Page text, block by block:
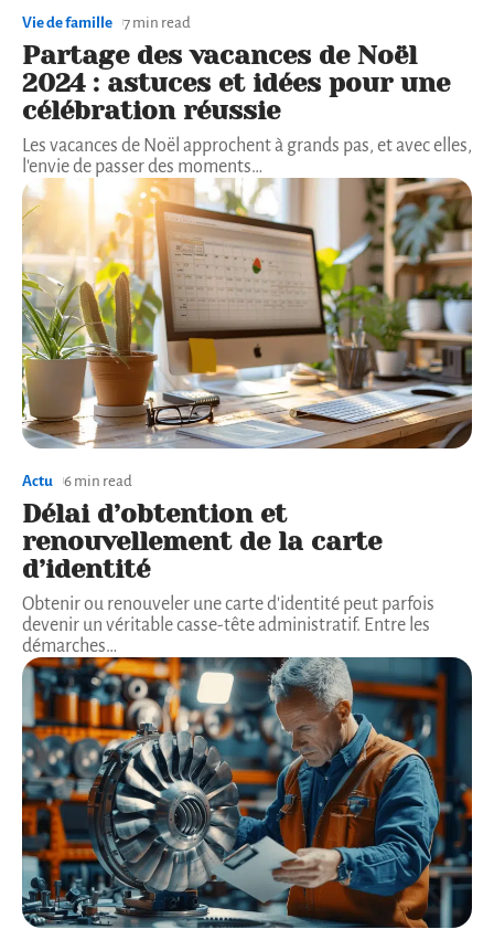
Vie de famille 7 min read
Partage des vacances de Noël
2024 : astuces et idées pour une
célébration réussie
Les vacances de Noël approchent à grands pas, et avec elles,
l'envie de passer des moments…
Actu 6 min read
Délai d’obtention et
renouvellement de la carte
d’identité
Obtenir ou renouveler une carte d'identité peut parfois
devenir un véritable casse-tête administratif. Entre les
démarches…